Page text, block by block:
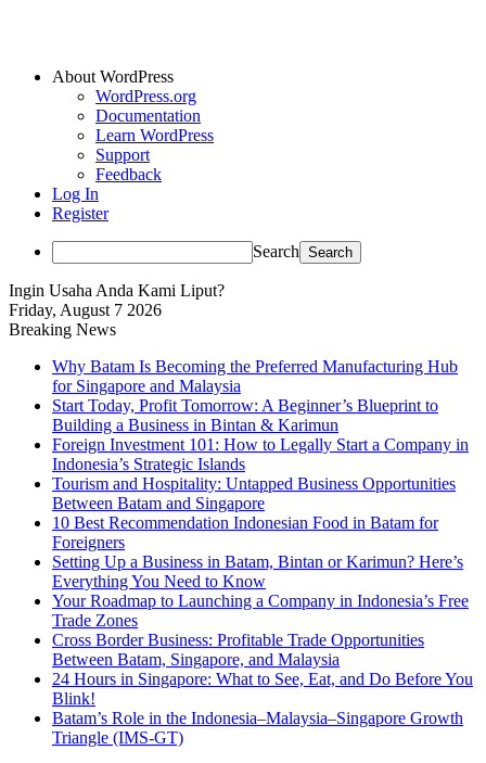
About WordPress
WordPress.org
Documentation
Learn WordPress
Support
Feedback
Log In
Register
Search
Ingin Usaha Anda Kami Liput?
Friday, August 7 2026
Breaking News
Why Batam Is Becoming the Preferred Manufacturing Hub
for Singapore and Malaysia
Start Today, Profit Tomorrow: A Beginner’s Blueprint to
Building a Business in Bintan & Karimun
Foreign Investment 101: How to Legally Start a Company in
Indonesia’s Strategic Islands
Tourism and Hospitality: Untapped Business Opportunities
Between Batam and Singapore
10 Best Recommendation Indonesian Food in Batam for
Foreigners
Setting Up a Business in Batam, Bintan or Karimun? Here’s
Everything You Need to Know
Your Roadmap to Launching a Company in Indonesia’s Free
Trade Zones
Cross Border Business: Profitable Trade Opportunities
Between Batam, Singapore, and Malaysia
24 Hours in Singapore: What to See, Eat, and Do Before You
Blink!
Batam’s Role in the Indonesia–Malaysia–Singapore Growth
Triangle (IMS-GT)